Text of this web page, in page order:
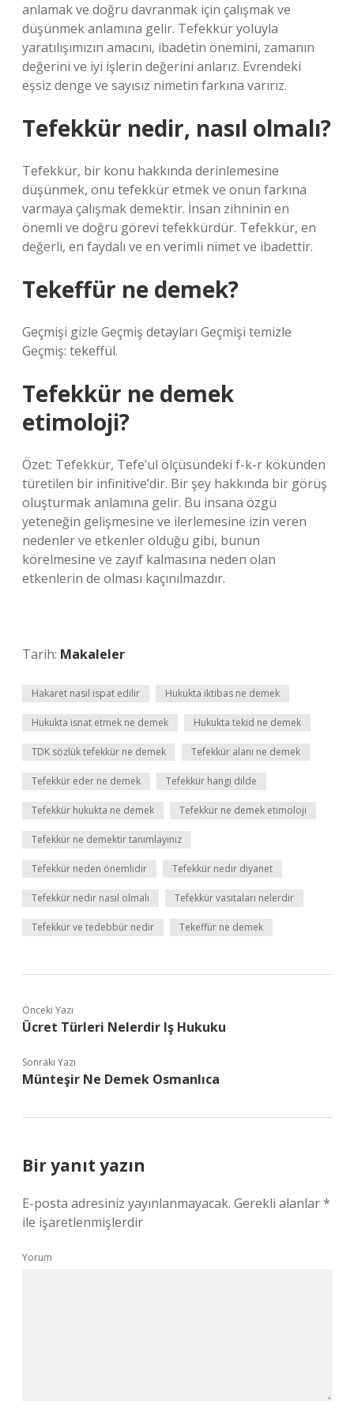
anlamak ve doğru davranmak için çalışmak ve
düşünmek anlamına gelir. Tefekkür yoluyla
yaratılışımızın amacını, ibadetin önemini, zamanın
değerini ve iyi işlerin değerini anlarız. Evrendeki
eşsiz denge ve sayısız nimetin farkına varırız.
Tefekkür nedir, nasıl olmalı?
Tefekkür, bir konu hakkında derinlemesine
düşünmek, onu tefekkür etmek ve onun farkına
varmaya çalışmak demektir. İnsan zihninin en
önemli ve doğru görevi tefekkürdür. Tefekkür, en
değerli, en faydalı ve en verimli nimet ve ibadettir.
Tekeffür ne demek?
Geçmişi gizle Geçmiş detayları Geçmişi temizle
Geçmiş: tekeffül.
Tefekkür ne demek
etimoloji?
Özet: Tefekkür, Tefe’ul ölçüsündeki f-k-r kökünden
türetilen bir infinitive’dir. Bir şey hakkında bir görüş
oluşturmak anlamına gelir. Bu insana özgü
yeteneğin gelişmesine ve ilerlemesine izin veren
nedenler ve etkenler olduğu gibi, bunun
körelmesine ve zayıf kalmasına neden olan
etkenlerin de olması kaçınılmazdır.
Tarih: Makaleler
Hakaret nasıl ispat edilir Hukukta iktibas ne demek
Hukukta isnat etmek ne demek Hukukta tekid ne demek
TDK sözlük tefekkür ne demek Tefekkür alanı ne demek
Tefekkür eder ne demek Tefekkür hangi dilde
Tefekkür hukukta ne demek Tefekkür ne demek etimoloji
Tefekkür ne demektir tanımlayınız
Tefekkür neden önemlidir Tefekkür nedir diyanet
Tefekkür nedir nasıl olmalı Tefekkür vasıtaları nelerdir
Tefekkür ve tedebbür nedir Tekeffür ne demek
Önceki Yazı
Ücret Türleri Nelerdir Iş Hukuku
Sonraki Yazı
Münteşir Ne Demek Osmanlıca
Bir yanıt yazın
E-posta adresiniz yayınlanmayacak. Gerekli alanlar*
ile işaretlenmişlerdir
Yorum